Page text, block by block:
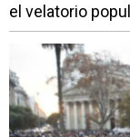
el velatorio